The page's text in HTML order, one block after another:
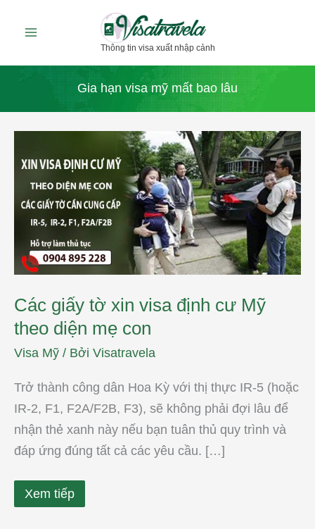
dung
Thông tin visa xuất nhập cảnh
Gia hạn visa mỹ mất bao lâu
Các giấy tờ xin visa định cư Mỹ
theo diện mẹ con
Visa Mỹ / Bởi Visatravela
Trở thành công dân Hoa Kỳ với thị thực IR-5 (hoặc
IR-2, F1, F2A/F2B, F3), sẽ không phải đợi lâu để
nhận thẻ xanh này nếu bạn tuân thủ quy trình và
đáp ứng đúng tất cả các yêu cầu. […]
tờ
visa
định
cư
Mỹ
theo
diện
mẹ
con
Xem tiếp